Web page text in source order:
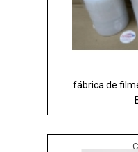
fábrica de